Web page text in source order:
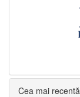
Cea mai